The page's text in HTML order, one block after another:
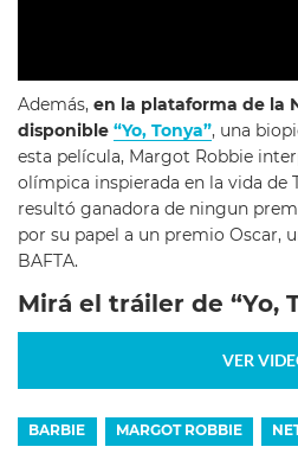
Además, en la plataforma de la
disponible “Yo, Tonya”, una
esta película, Margot Robbie
olímpica inspierada en la vida de
resultó ganadora de ningun
por su papel a un premio Oscar,
BAFTA.
Mirá el tráiler de “Yo,
VER
BARBIE MARGOT ROBBIE